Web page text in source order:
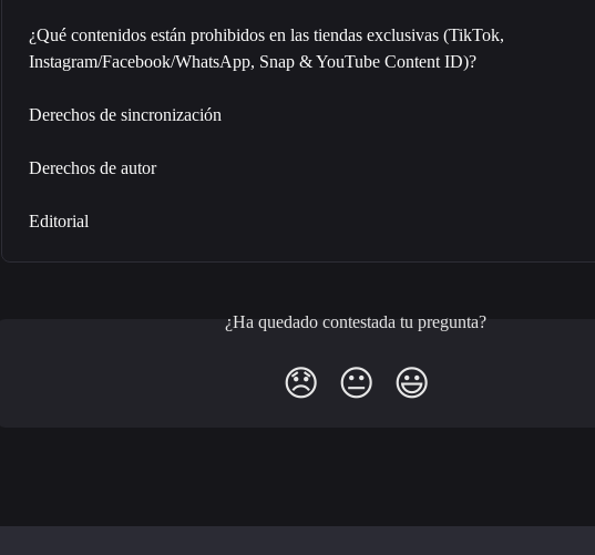
¿Qué contenidos están prohibidos en las tiendas exclusivas (TikTok,
Instagram/Facebook/WhatsApp, Snap & YouTube Content ID)?
Derechos de sincronización
Derechos de autor
Editorial
¿Ha quedado contestada tu pregunta?
😞 😐 😃